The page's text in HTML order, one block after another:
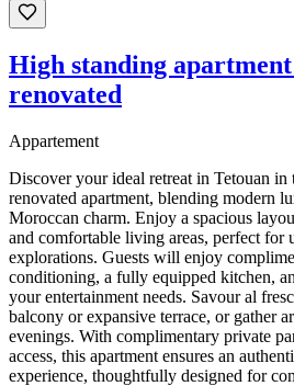
High standing
renovated
Appartement
Discover your ideal retreat in Tetouan
renovated apartment, blending modern
Moroccan charm. Enjoy a spacious
and comfortable living areas, perfect for
explorations. Guests will enjoy
conditioning, a fully equipped kitchen,
your entertainment needs. Savour al
balcony or expansive terrace, or gather
evenings. With complimentary private
access, this apartment ensures an
experience, thoughtfully designed for